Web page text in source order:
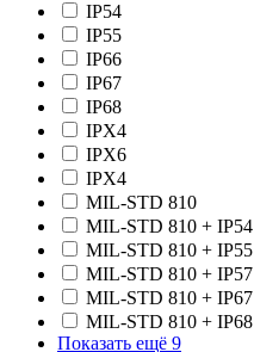
IP54
IP55
IP66
IP67
IP68
IPX4
IPX6
IPХ4
MIL-STD 810
MIL-STD 810 + IP54
MIL-STD 810 + IP55
MIL-STD 810 + IP57
MIL-STD 810 + IP67
MIL-STD 810 + IP68
Показать ещё 9